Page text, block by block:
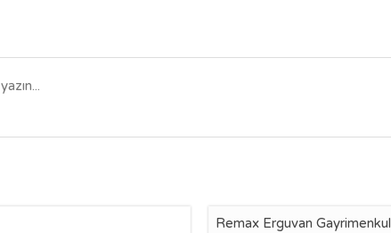
Remax Erguvan Gayrimenkul